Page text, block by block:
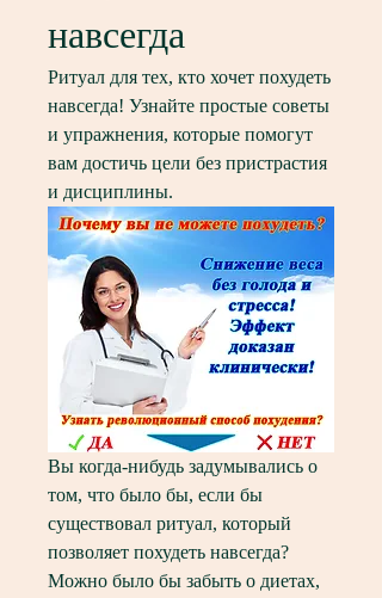
навсегда
Ритуал для тех, кто хочет похудеть
навсегда! Узнайте простые советы
и упражнения, которые помогут
вам достичь цели без пристрастия
и дисциплины.
Вы когда-нибудь задумывались о
том, что было бы, если бы
существовал ритуал, который
позволяет похудеть навсегда?
Можно было бы забыть о диетах,